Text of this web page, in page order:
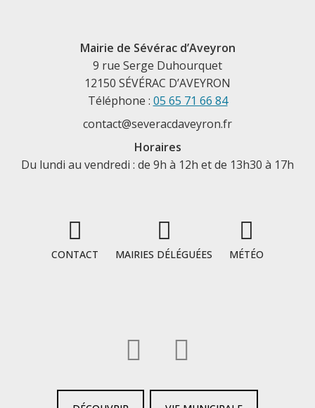
Mairie de Sévérac d’Aveyron
9 rue Serge Duhourquet
12150 SÉVÉRAC D’AVEYRON
Téléphone : 05 65 71 66 84
contact@severacdaveyron.fr
Horaires
Du lundi au vendredi : de 9h à 12h et de 13h30 à 17h
CONTACT MAIRIES DÉLÉGUÉES MÉTÉO